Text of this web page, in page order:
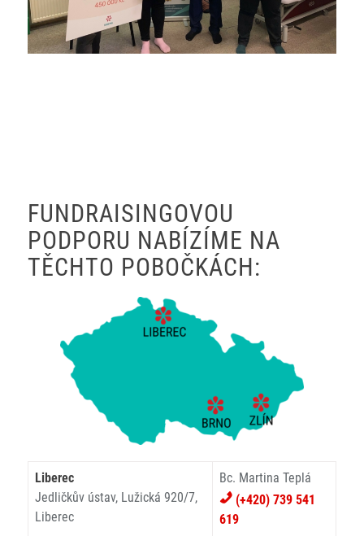
FUNDRAISINGOVOU
PODPORU NABÍZÍME NA
TĚCHTO POBOČKÁCH:
Liberec
Jedličkův ústav, Lužická 920/7,
Liberec
Bc. Martina Teplá
(+420) 739 541
619